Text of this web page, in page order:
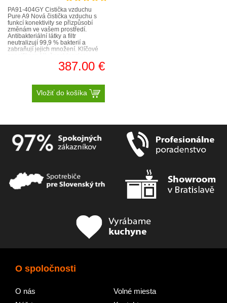
PA91-404GY Čistička vzduchu
Pure A9 Nová čistička vzduchu s
funkcí konektivity se přizpůsobí
změnám ve vašem prostředí.
Antibakteriální látky a filtr
neutralizují 99,9 % bakterií a
zabraňují jejich množení. Klíčové
1/2/3/4/5) (dB(A)) 17/18/..387.00 €
Vložiť do košíka
O spoločnosti
O nás
Volné miesta